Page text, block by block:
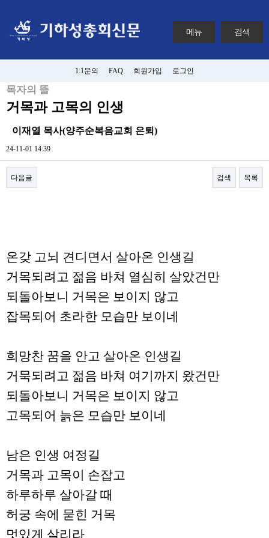
메뉴 검색
1:1문의 FAQ 회원가입 로그인
목자의 뜰
거목과 고목의 인생
이재열 목사(양주순복음교회 은퇴)
24-11-01 14:39
다음글 검색 목록
온갖 고뇌 견디면서 살아온 인생길
거목되려고 젊음 바쳐 열심히 살았건만
되돌아보니 거목은 보이지 않고
잡목되어 초라한 모습만 보이네
희망찬 꿈을 안고 살아온 인생길
거묵되려고 젊음 바쳐 여기까지 왔건만
되돌아보니 거목은 보이지 않고
고목되어 늙은 모습만 보이네
남은 인생 여정길
거목과 고목이 손잡고
하루하루 살아갈 때
허궁 속에 묻힌 거목
멋있게 살리라